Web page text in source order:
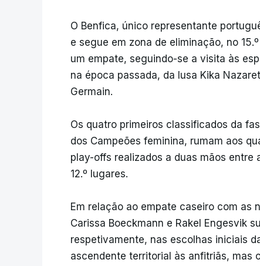
O Benfica, único representante
e segue em zona de eliminação, no
um empate, seguindo-se a visita às
na época passada, da lusa Kika
Germain.
Os quatro primeiros classificados da
dos Campeões feminina, rumam aos
play-offs realizados a duas mãos
12.º lugares.
Em relação ao empate caseiro com as
Carissa Boeckmann e Rakel Engesvik
respetivamente, nas escolhas iniciais
ascendente territorial às anfitriãs, mas